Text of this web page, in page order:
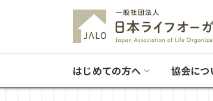
はじめての方へ 協会につ